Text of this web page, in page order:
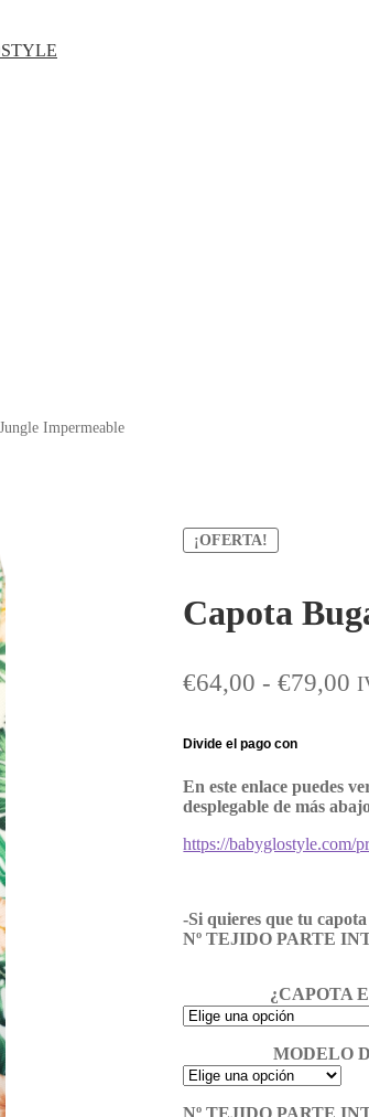
Impermeable
¡OFERTA!
Capota
€64,00 - €79,00
En este enlace puedes
desplegable de más
https://babyglostyle.com/
-Si quieres que tu
Nº TEJIDO PARTE
¿CAPOTA
MODELO
Nº TEJIDO PARTE